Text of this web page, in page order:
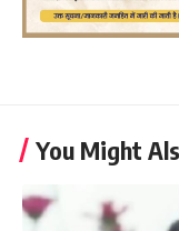
You Might